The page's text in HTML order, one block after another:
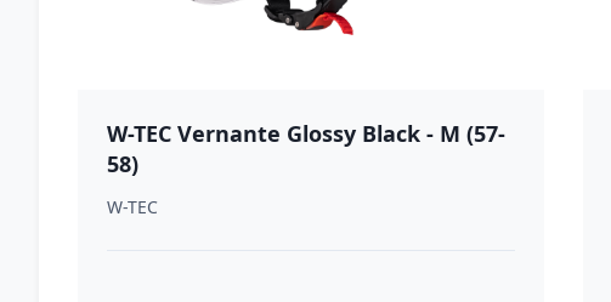
W-TEC Vernante Glossy Black - M (57-
58)
W-TEC